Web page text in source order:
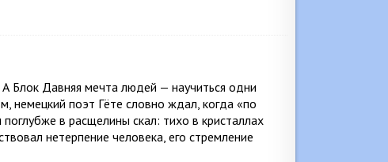
Блок Давняя мечта людей — научиться одни
немецкий поэт Гёте словно ждал, когда «по
в расщелины скал: тихо в кристаллах
нетерпение человека, его стремление